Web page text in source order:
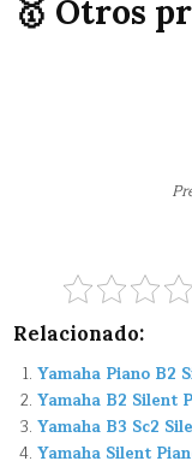
🥇 Otros
Relacionado:
Yamaha Piano B2
Yamaha B2 Silent
Yamaha B3 Sc2
Yamaha Silent